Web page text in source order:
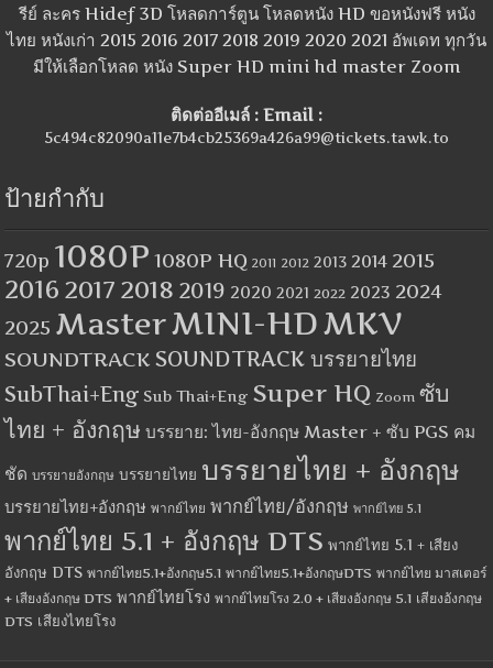
รีย์ ละคร Hidef 3D โหลดการ์ตูน โหลดหนัง HD ขอหนังฟรี หนัง
ไทย หนังเก่า 2015 2016 2017 2018 2019 2020 2021 อัพเดท ทุกวัน
มีให้เลือกโหลด หนัง Super HD mini hd master Zoom
ติดต่ออีเมล์ : Email :
5c494c82090a11e7b4cb25369a426a99@tickets.tawk.to
ป้ายกำกับ
720p 1080P 1080P HQ 2011 2012 2013 2014 2015
2016 2017 2018 2019 2020 2021 2022 2023 2024
2025 MasterMINI-HDMKV
SOUNDTRACK SOUNDTRACK บรรยายไทย
SubThai+Eng Sub Thai+Eng Super HQ Zoom ซับ
ไทย + อังกฤษ บรรยาย: ไทย-อังกฤษ Master + ซับ PGS คม
ชัด บรรยายอังกฤษ บรรยายไทย บรรยายไทย + อังกฤษ
บรรยายไทย+อังกฤษ พากย์ไทย พากย์ไทย/อังกฤษ พากย์ไทย 5.1
พากย์ไทย 5.1 + อังกฤษ DTS พากย์ไทย 5.1 + เสียง
อังกฤษ DTS พากย์ไทย5.1+อังกฤษ5.1 พากย์ไทย5.1+อังกฤษDTS พากย์ไทย มาสเตอร์
+ เสียงอังกฤษ DTS พากย์ไทยโรง พากย์ไทยโรง 2.0 + เสียงอังกฤษ 5.1 เสียงอังกฤษ
DTS เสียงไทยโรง